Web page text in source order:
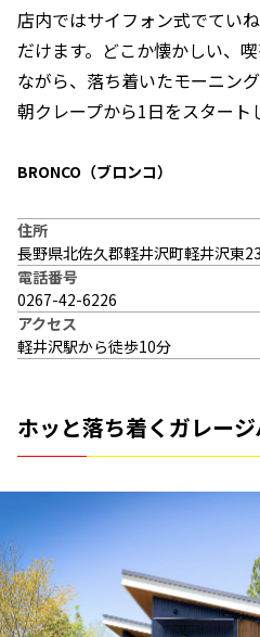
店内ではサイフォン式でてい
だけます。どこか懐かしい、
ながら、落ち着いたモーニン
朝クレープから1日をスタート
BRONCO（ブロンコ）
住所
長野県北佐久郡軽井沢町軽井沢東
電話番号
0267-42-6226
アクセス
軽井沢駅から徒歩10分
ホッと落ち着くガレー